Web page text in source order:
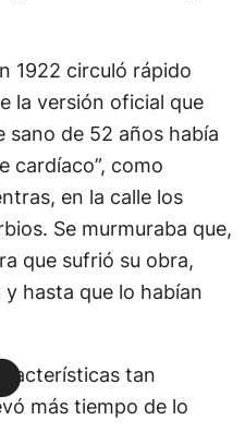
1922 circuló rápido
la versión oficial que
sano de 52 años había
cardíaco”, como
en la calle los
Se murmuraba que,
que sufrió su obra,
hasta que lo habían